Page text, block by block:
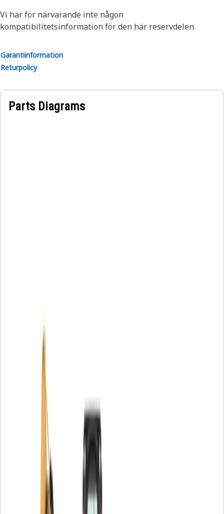
Vi har för närvarande inte någon
kompatibilitetsinformation för den här reservdelen.
Garantiinformation
Returpolicy
Parts Diagrams